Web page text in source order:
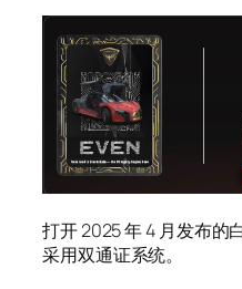
打开 2025 年 4 月发布的
采用双通证系统。